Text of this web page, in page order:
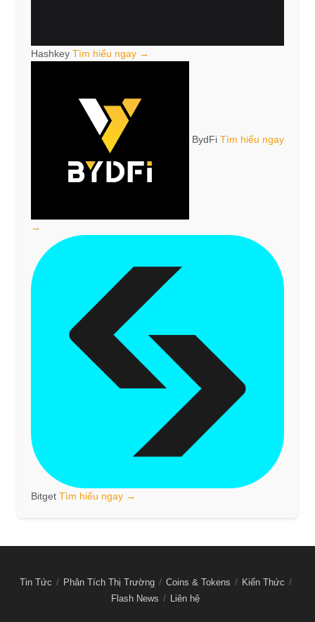
Hashkey Tìm hiểu ngay →
BydFi Tìm hiểu ngay
→
Bitget Tìm hiểu ngay →
Tin Tức Phân Tích Thị Trường Coins & Tokens
Kiến Thức
Flash News
Liên hệ